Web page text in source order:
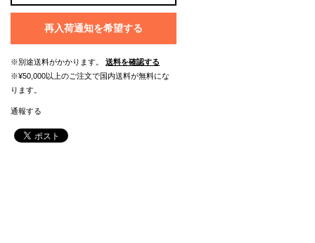
再入荷通知を希望する
※別途送料がかかります。
送料を確認する
※¥50,000以上のご注文で国内送料が無料にな
ります。
通報する